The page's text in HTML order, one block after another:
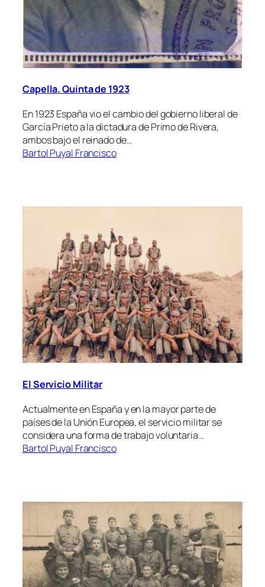
Capella. Quinta de 1923
En 1923 España vio el cambio del gobierno liberal de
García Prieto a la dictadura de Primo de Rivera,
ambos bajo el reinado de…
Bartol Puyal Francisco
El Servicio Militar
Actualmente en España y en la mayor parte de
países de la Unión Europea, el servicio militar se
considera una forma de trabajo voluntaria…
Bartol Puyal Francisco